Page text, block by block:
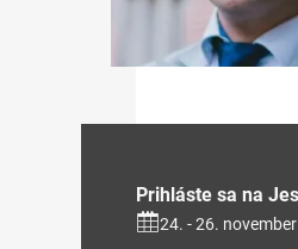
Prihláste sa na
24. - 26.